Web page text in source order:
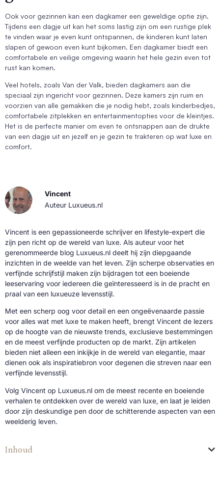
Ook voor gezinnen kan een dagkamer een geweldige optie zijn.
Tijdens een dagje uit kan het soms lastig zijn om een rustige plek
te vinden waar je even kunt ontspannen, de kinderen kunt laten
slapen of gewoon even kunt bijkomen. Een dagkamer biedt een
comfortabele en veilige omgeving waarin het hele gezin even tot
rust kan komen.
Veel hotels, zoals Van der Valk, bieden dagkamers aan die
speciaal zijn ingericht voor gezinnen. Deze kamers zijn ruim en
voorzien van alle gemakken die je nodig hebt, zoals kinderbedjes,
comfortabele zitplekken en entertainmentopties voor de kleintjes.
Het is de perfecte manier om even te ontsnappen aan de drukte
van een dagje uit en jezelf en je gezin te trakteren op wat luxe en
comfort.
Vincent
Auteur Luxueus.nl
Vincent is een gepassioneerde schrijver en lifestyle-expert die
zijn pen richt op de wereld van luxe. Als auteur voor het
gerenommeerde blog Luxueus.nl deelt hij zijn diepgaande
inzichten in de weelde van het leven. Zijn scherpe observaties en
verfijnde schrijfstijl maken zijn bijdragen tot een boeiende
leeservaring voor iedereen die geïnteresseerd is in de pracht en
praal van een luxueuze levensstijl.
Met een scherp oog voor detail en een ongeëvenaarde passie
voor alles wat met luxe te maken heeft, brengt Vincent de lezers
op de hoogte van de nieuwste trends, exclusieve bestemmingen
en de meest verfijnde producten op de markt. Zijn artikelen
bieden niet alleen een inkijkje in de wereld van elegantie, maar
dienen ook als inspiratiebron voor degenen die streven naar een
verfijnde levensstijl.
Volg Vincent op Luxueus.nl om de meest recente en boeiende
verhalen te ontdekken over de wereld van luxe, en laat je leiden
door zijn deskundige pen door de schitterende aspecten van een
weelderig leven.
Inhoud